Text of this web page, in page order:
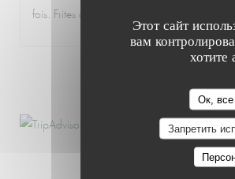
Этот сайт
вам
хотите
Ок, все
Запретить
fois. Frites délicieuses. La poulpe rôtie est